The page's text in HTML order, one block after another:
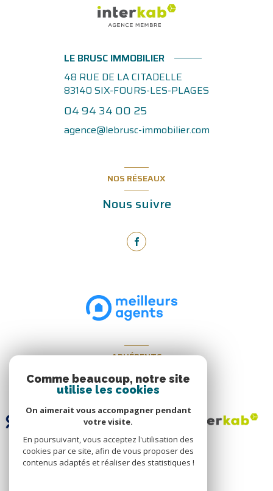
LE BRUSC IMMOBILIER
48 RUE DE LA CITADELLE
83140 SIX-FOURS-LES-PLAGES
04 94 34 00 25
agence@lebrusc-immobilier.com
NOS RÉSEAUX
Nous suivre
ADHÉRENTS
Nous adhérons
Comme beaucoup, notre site
utilise les cookies
On aimerait vous accompagner pendant
votre visite.
En poursuivant, vous acceptez l'utilisation des
cookies par ce site, afin de vous proposer des
contenus adaptés et réaliser des statistiques !